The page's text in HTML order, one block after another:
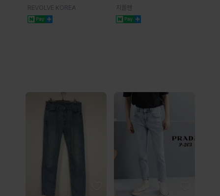
BAGGY 반바지 Relaxed
REVOLVE KOREA
릴렉스 쇼츠 라이트블루
000YB0002 S
지플랜